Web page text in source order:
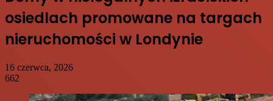
osiedlach promowane na targach
nieruchomości w Londynie
16 czerwca, 2026
662